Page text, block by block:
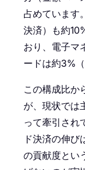
占めています
決済）も約
おり、電子マ
ードは約3%
この構成比か
が、現状では
って牽引され
ド決済の伸
の貢献度とい